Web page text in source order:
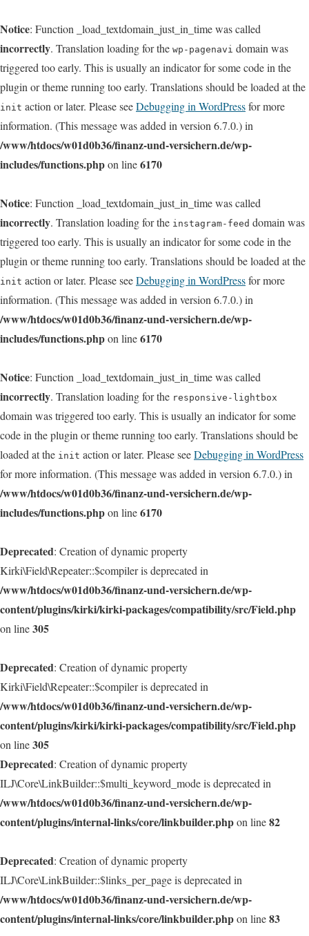
Notice: Function _load_textdomain_just_in_time was called
incorrectly. Translation loading for the wp-pagenavi domain was
triggered too early. This is usually an indicator for some code in the
plugin or theme running too early. Translations should be loaded at the
init action or later. Please seeDebugging in WordPressfor more
information. (This message was added in version 6.7.0.) in
/www/htdocs/w01d0b36/finanz-und-versichern.de/wp-
includes/functions.phpon line6170
Notice: Function _load_textdomain_just_in_time was called
incorrectly. Translation loading for the instagram-feed domain was
triggered too early. This is usually an indicator for some code in the
plugin or theme running too early. Translations should be loaded at the
init action or later. Please seeDebugging in WordPressfor more
information. (This message was added in version 6.7.0.) in
/www/htdocs/w01d0b36/finanz-und-versichern.de/wp-
includes/functions.phpon line6170
Notice: Function _load_textdomain_just_in_time was called
incorrectly. Translation loading for the responsive-lightbox
domain was triggered too early. This is usually an indicator for some
code in the plugin or theme running too early. Translations should be
loaded at the init action or later. Please seeDebugging in WordPress
for more information. (This message was added in version 6.7.0.) in
/www/htdocs/w01d0b36/finanz-und-versichern.de/wp-
includes/functions.phpon line6170
Deprecated: Creation of dynamic property
Kirki\Field\Repeater::$compiler is deprecated in
/www/htdocs/w01d0b36/finanz-und-versichern.de/wp-
content/plugins/kirki/kirki-packages/compatibility/src/Field.php
on line305
Deprecated: Creation of dynamic property
Kirki\Field\Repeater::$compiler is deprecated in
/www/htdocs/w01d0b36/finanz-und-versichern.de/wp-
content/plugins/kirki/kirki-packages/compatibility/src/Field.php
on line305
Deprecated: Creation of dynamic property
ILJ\Core\LinkBuilder::$multi_keyword_mode is deprecated in
/www/htdocs/w01d0b36/finanz-und-versichern.de/wp-
content/plugins/internal-links/core/linkbuilder.phpon line82
Deprecated: Creation of dynamic property
ILJ\Core\LinkBuilder::$links_per_page is deprecated in
/www/htdocs/w01d0b36/finanz-und-versichern.de/wp-
content/plugins/internal-links/core/linkbuilder.phpon line83